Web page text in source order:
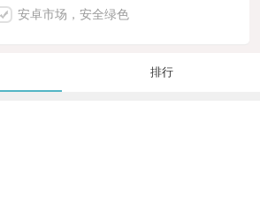
安卓市场，安全绿色
排行